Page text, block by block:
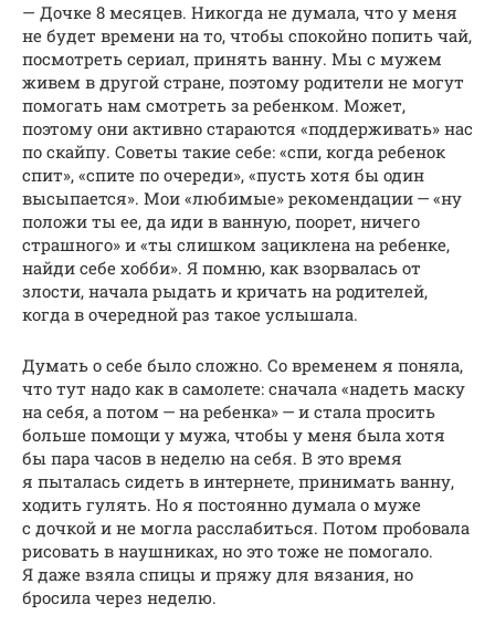
— Дочке 8 месяцев. Никогда не думала, что у меня
не будет времени на то, чтобы спокойно попить чай,
посмотреть сериал, принять ванну. Мы с мужем
живем в другой стране, поэтому родители не могут
помогать нам смотреть за ребенком. Может,
поэтому они активно стараются «поддерживать» нас
по скайпу. Советы такие себе: «спи, когда ребенок
спит», «спите по очереди», «пусть хотя бы один
высыпается». Мои «любимые» рекомендации — «ну
положи ты ее, да иди в ванную, поорет, ничего
страшного» и «ты слишком зациклена на ребенке,
найди себе хобби». Я помню, как взорвалась от
злости, начала рыдать и кричать на родителей,
когда в очередной раз такое услышала.
Думать о себе было сложно. Со временем я поняла,
что тут надо как в самолете: сначала «надеть маску
на себя, а потом — на ребенка» — и стала просить
больше помощи у мужа, чтобы у меня была хотя
бы пара часов в неделю на себя. В это время
я пыталась сидеть в интернете, принимать ванну,
ходить гулять. Но я постоянно думала о муже
с дочкой и не могла расслабиться. Потом пробовала
рисовать в наушниках, но это тоже не помогало.
Я даже взяла спицы и пряжу для вязания, но
бросила через неделю.